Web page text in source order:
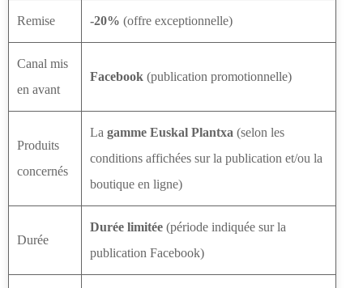
Remise -20% (offre exceptionnelle)
Canal mis
en avant
Facebook (publication promotionnelle)
Produits
concernés
La gamme Euskal Plantxa (selon les
conditions affichées sur la publication et/ou la
boutique en ligne)
Durée
Durée limitée (période indiquée sur la
publication Facebook)